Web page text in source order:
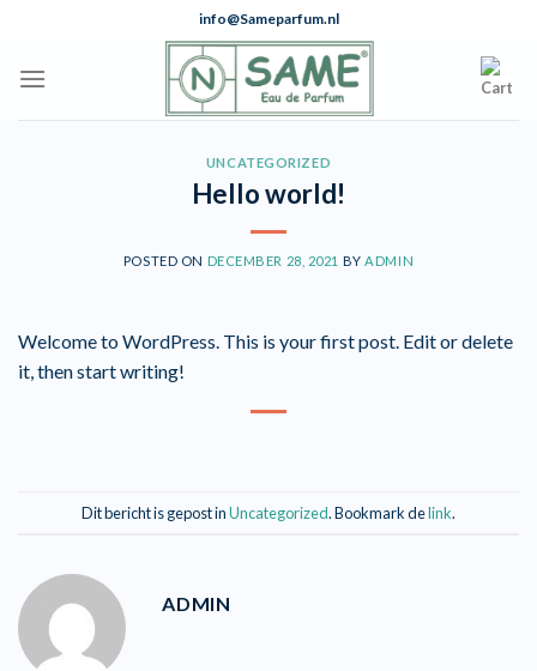
content
info@Sameparfum.nl
UNCATEGORIZED
Hello world!
POSTED ON DECEMBER 28, 2021 BY ADMIN
Welcome to WordPress. This is your first post. Edit or delete
it, then start writing!
Dit bericht is gepost inUncategorized. Bookmark delink.
ADMIN